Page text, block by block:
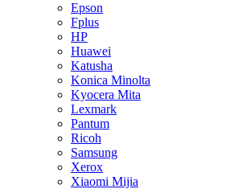
Epson
Fplus
HP
Huawei
Katusha
Konica Minolta
Kyocera Mita
Lexmark
Pantum
Ricoh
Samsung
Xerox
Xiaomi Mijia